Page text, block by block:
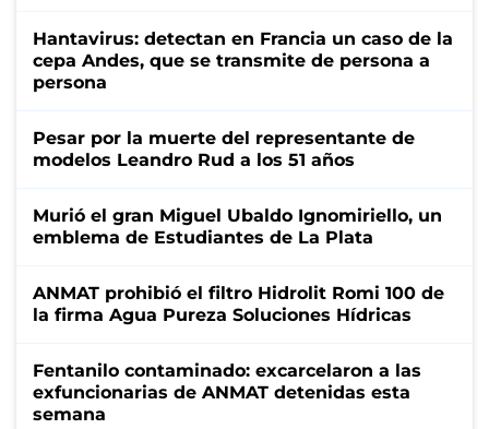
Hantavirus: detectan en Francia un caso de la
cepa Andes, que se transmite de persona a
persona
Pesar por la muerte del representante de
modelos Leandro Rud a los 51 años
Murió el gran Miguel Ubaldo Ignomiriello, un
emblema de Estudiantes de La Plata
ANMAT prohibió el filtro Hidrolit Romi 100 de
la firma Agua Pureza Soluciones Hídricas
Fentanilo contaminado: excarcelaron a las
exfuncionarias de ANMAT detenidas esta
semana